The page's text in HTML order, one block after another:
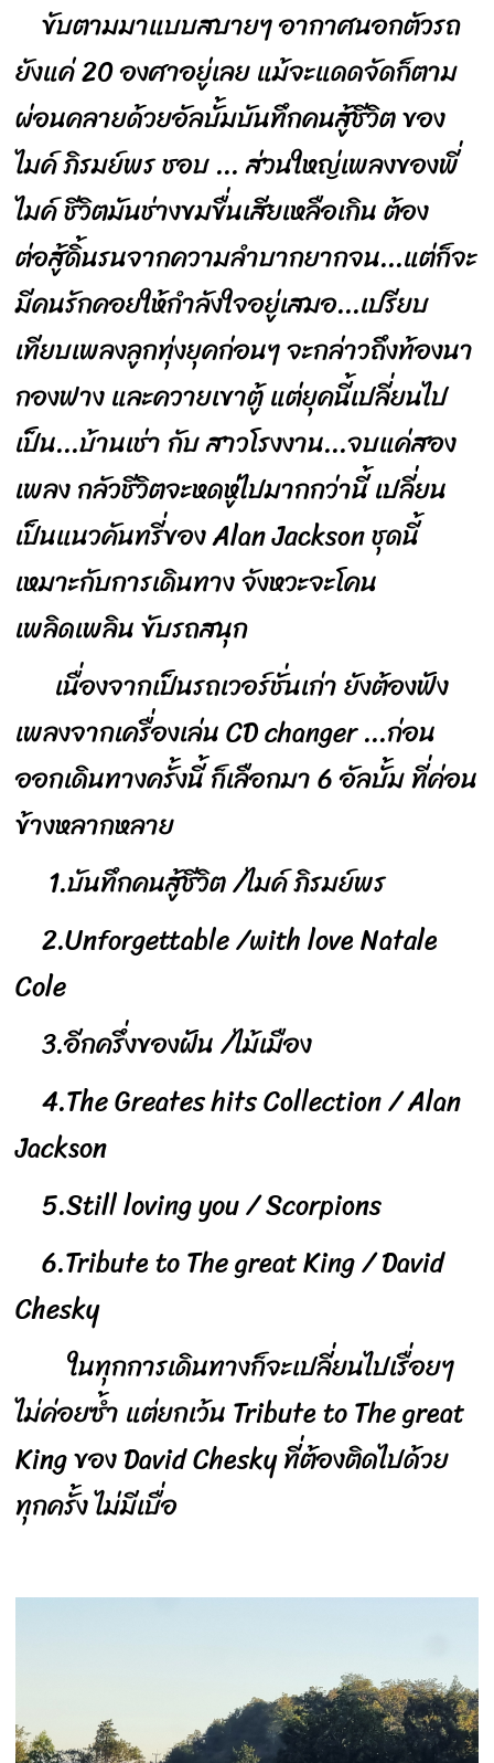
ขับตามมาแบบสบายๆ อากาศนอกตัวรถ
ยังแค่ 20 องศาอยู่เลย แม้จะแดดจัดก็ตาม
ผ่อนคลายด้วยอัลบั้มบันทึกคนสู้ชีวิต ของ
ไมค์ ภิรมย์พร ชอบ ... ส่วนใหญ่เพลงของพี่
ไมค์ ชีวิตมันช่างขมขื่นเสียเหลือเกิน ต้อง
ต่อสู้ดิ้นรนจากความลำบากยากจน...แต่ก็จะ
มีคนรักคอยให้กำลังใจอยู่เสมอ...เปรียบ
เทียบเพลงลูกทุ่งยุคก่อนๆ จะกล่าวถึงท้องนา
กองฟาง และควายเขาตู้ แต่ยุคนี้เปลี่ยนไป
เป็น...บ้านเช่า กับ สาวโรงงาน...จบแค่สอง
เพลง กลัวชีวิตจะหดหู่ไปมากกว่านี้ เปลี่ยน
เป็นแนวคันทรี่ของ Alan Jackson ชุดนี้
เหมาะกับการเดินทาง จังหวะจะโคน
เพลิดเพลิน ขับรถสนุก
เนื่องจากเป็นรถเวอร์ชั่นเก่า ยังต้องฟัง
เพลงจากเครื่องเล่น CD changer ...ก่อน
ออกเดินทางครั้งนี้ ก็เลือกมา 6 อัลบั้ม ที่ค่อน
ข้างหลากหลาย
1.บันทึกคนสู้ชีวิต /ไมค์ ภิรมย์พร
2.Unforgettable /with love Natale
Cole
3.อีกครึ่งของฝัน /ไม้เมือง
4.The Greates hits Collection / Alan
Jackson
5.Still loving you / Scorpions
6.Tribute to The great King / David
Chesky
ในทุกการเดินทางก็จะเปลี่ยนไปเรื่อยๆ
ไม่ค่อยซ้ำ แต่ยกเว้น Tribute to The great
King ของ David Chesky ที่ต้องติดไปด้วย
ทุกครั้ง ไม่มีเบื่อ